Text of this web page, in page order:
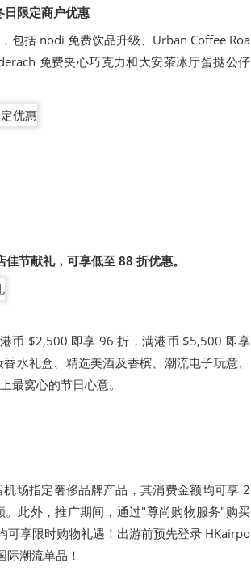
限定商户优惠
包括 nodi 免费饮品升级、Urban Coffee Roa
免费夹心巧克力和大安茶冰厅蛋挞公仔
佳节献礼，可享低至 88 折优惠。
币 $2,500 即享 96 折，满港币 $5,500 即享
水礼盒、精选美酒及香槟、潮流电子玩意、
最窝心的节日心意。
场指定奢侈品牌产品，其消费金额均可享 2
此外，推广期间，通过"尊尚购物服务"购买
可享限时购物礼遇！出游前预先登录 HKairpo
潮流单品！